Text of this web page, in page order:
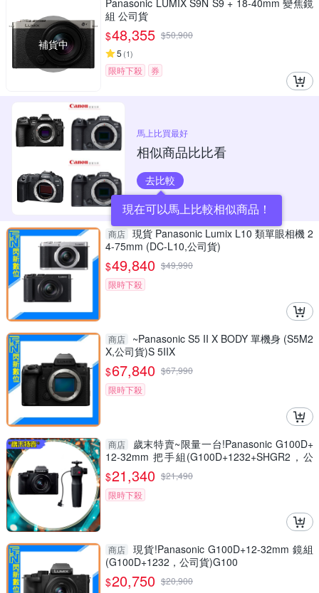
補貨中
Panasonic LUMIX S9N S9 + 18-40mm 變焦鏡
組 公司貨
$48,355 $50,900
5 (1)
限時下殺 券
馬上比買最好
相似商品比比看
去比較
現在可以馬上比較相似商品！
商店 現貨 Panasonic Lumix L10 類單眼相機 2
4-75mm (DC-L10,公司貨)
$49,840 $49,990
限時下殺
商店
~Panasonic S5 II X BODY 單機身 (S5M2
X,公司貨)S 5IIX
$67,840 $67,990
限時下殺
商店
歲末特賣~限量一台!Panasonic G100D+
12-32mm 把手組(G100D+1232+SHGR2，公
司貨)
$21,340 $21,490
限時下殺
商店
現貨!Panasonic G100D+12-32mm 鏡組
(G100D+1232，公司貨)G100
$20,750 $20,900